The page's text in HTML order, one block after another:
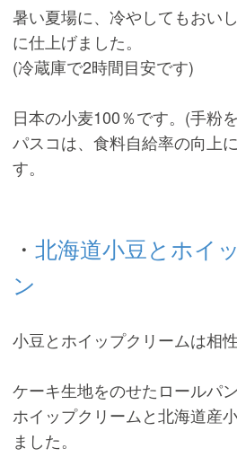
暑い夏場に、冷やしてもおい
に仕上げました。
(冷蔵庫で2時間目安です)
日本の小麦100％です。(手粉
パスコは、食料自給率の向上
す。
・ 北海道小豆とホイ
ン
小豆とホイップクリームは相
ケーキ生地をのせたロールパ
ホイップクリームと北海道産
ました。